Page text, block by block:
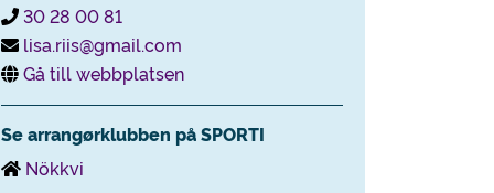
30 28 00 81
lisa.riis@gmail.com
Gå till webbplatsen
Se arrangørklubben på SPORTI
Nökkvi